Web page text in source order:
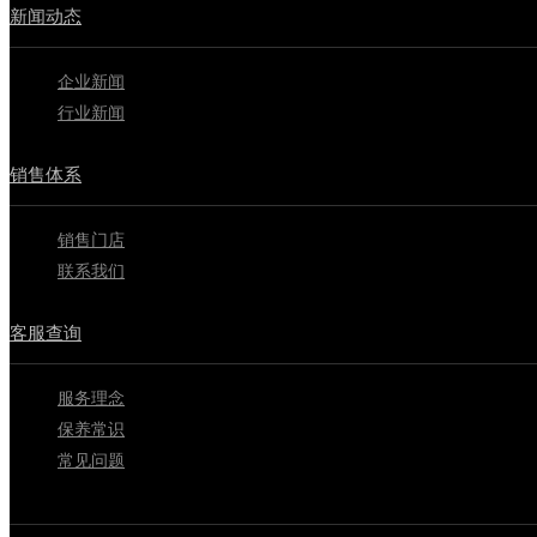
新闻动态
企业新闻
行业新闻
销售体系
销售门店
联系我们
客服查询
服务理念
保养常识
常见问题